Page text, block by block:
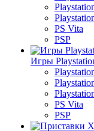
PS Vita
PSP
Игры
PS Vita
PSP